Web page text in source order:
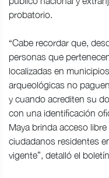
probatorio.
“Cabe recordar que,
personas que
localizadas en
arqueológicas no
y cuando acrediten su
con una identificación
Maya brinda acceso
ciudadanos residentes
vigente”, detalló el